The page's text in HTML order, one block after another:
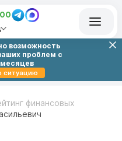
возможность
проблем с
ситуацию
финансовых